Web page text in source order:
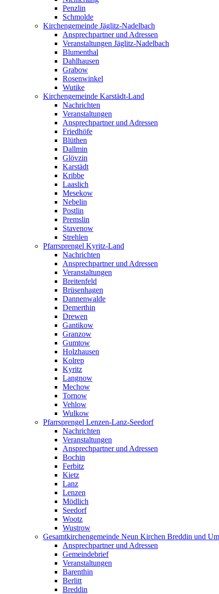
Penzlin
Schmolde
Kirchengemeinde Jäglitz-Nadelbach
Ansprechpartner und Adressen
Veranstaltungen Jäglitz-Nadelbach
Blumenthal
Dahlhausen
Grabow
Rosenwinkel
Wutike
Kirchengemeinde Karstädt-Land
Nachrichten
Veranstaltungen
Ansprechpartner und Adressen
Friedhöfe
Blüthen
Dallmin
Glövzin
Karstädt
Kribbe
Laaslich
Mesekow
Nebelin
Postlin
Premslin
Stavenow
Strehlen
Pfarrsprengel Kyritz-Land
Nachrichten
Ansprechpartner und Adressen
Veranstaltungen
Breitenfeld
Brüsenhagen
Dannenwalde
Demerthin
Drewen
Gantikow
Granzow
Gumtow
Holzhausen
Kolrep
Kyritz
Langnow
Mechow
Tornow
Vehlow
Wulkow
Pfarrsprengel Lenzen-Lanz-Seedorf
Nachrichten
Veranstaltungen
Ansprechpartner und Adressen
Bochin
Ferbitz
Kietz
Lanz
Lenzen
Mödlich
Seedorf
Wootz
Wustrow
Gesamtkirchengemeinde Neun Kirchen Breddin und
Ansprechpartner und Adressen
Gemeindebrief
Veranstaltungen
Barenthin
Berlitt
Breddin